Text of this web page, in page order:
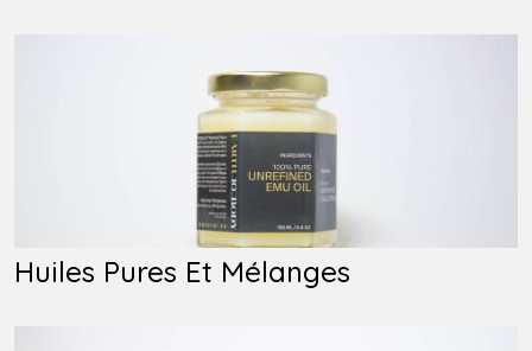
Huiles Pures Et Mélanges